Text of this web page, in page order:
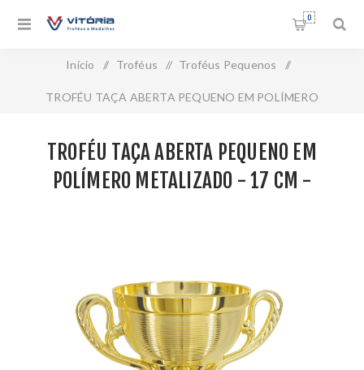
0
Início / Troféus / Troféus Pequenos /
TROFÉU TAÇA ABERTA PEQUENO EM POLÍMERO
TROFÉU TAÇA ABERTA PEQUENO EM
POLÍMERO METALIZADO - 17 CM -